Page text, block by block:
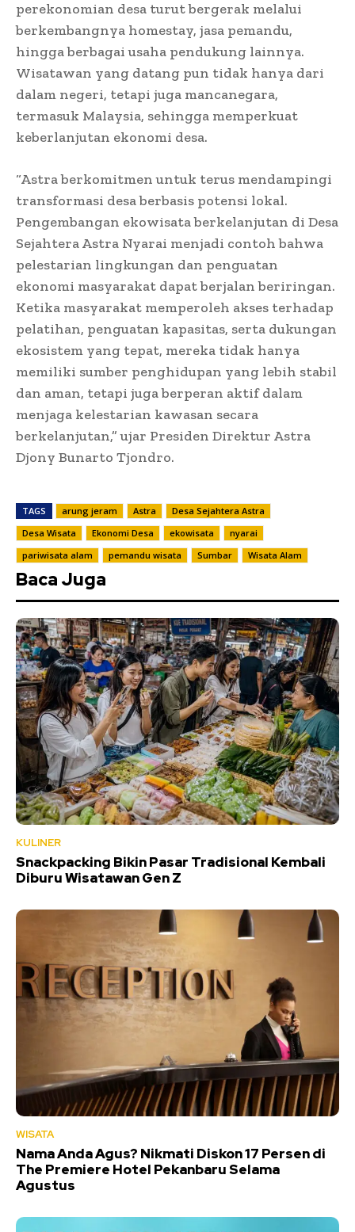
perekonomian desa turut bergerak melalui
berkembangnya homestay, jasa pemandu,
hingga berbagai usaha pendukung lainnya.
Wisatawan yang datang pun tidak hanya dari
dalam negeri, tetapi juga mancanegara,
termasuk Malaysia, sehingga memperkuat
keberlanjutan ekonomi desa.
“Astra berkomitmen untuk terus mendampingi
transformasi desa berbasis potensi lokal.
Pengembangan ekowisata berkelanjutan di Desa
Sejahtera Astra Nyarai menjadi contoh bahwa
pelestarian lingkungan dan penguatan
ekonomi masyarakat dapat berjalan beriringan.
Ketika masyarakat memperoleh akses terhadap
pelatihan, penguatan kapasitas, serta dukungan
ekosistem yang tepat, mereka tidak hanya
memiliki sumber penghidupan yang lebih stabil
dan aman, tetapi juga berperan aktif dalam
menjaga kelestarian kawasan secara
berkelanjutan,” ujar Presiden Direktur Astra
Djony Bunarto Tjondro.
TAGS arung jeram Astra
Desa Sejahtera Astra
Desa Wisata
Ekonomi Desa ekowisata
nyarai
pariwisata alam
pemandu wisata Sumbar Wisata Alam
Baca Juga
KULINER
Snackpacking Bikin Pasar Tradisional Kembali
Diburu Wisatawan Gen Z
WISATA
Nama Anda Agus? Nikmati Diskon 17 Persen di
The Premiere Hotel Pekanbaru Selama
Agustus